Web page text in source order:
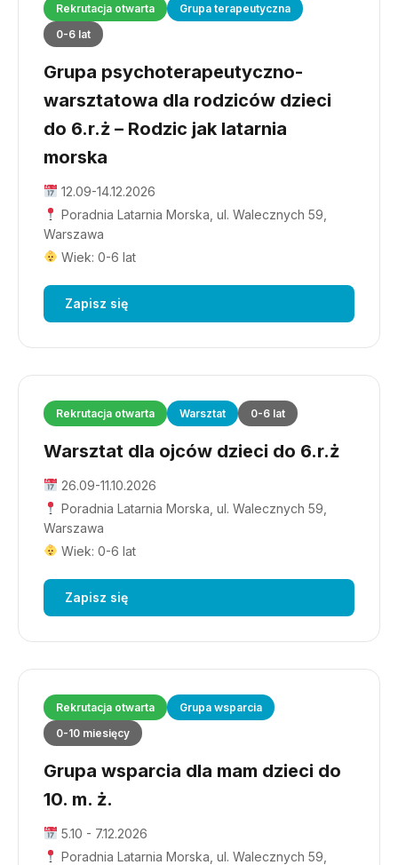
Rekrutacja otwarta
Grupa terapeutyczna
0-6 lat
Grupa psychoterapeutyczno-
warsztatowa dla rodziców dzieci
do 6.r.ż – Rodzic jak latarnia
morska
12.09-14.12.2026
Poradnia Latarnia Morska, ul. Walecznych 59,
Warszawa
Wiek: 0-6 lat
Zapisz się
Rekrutacja otwarta Warsztat 0-6 lat
Warsztat dla ojców dzieci do 6.r.ż
26.09-11.10.2026
Poradnia Latarnia Morska, ul. Walecznych 59,
Warszawa
Wiek: 0-6 lat
Zapisz się
Rekrutacja otwarta
Grupa wsparcia
0-10 miesięcy
Grupa wsparcia dla mam dzieci do
10. m. ż.
5.10 - 7.12.2026
Poradnia Latarnia Morska, ul. Walecznych 59,